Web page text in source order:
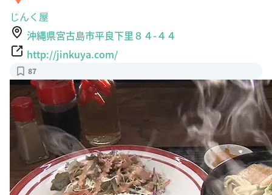
じんく屋
沖縄県宮古島市平良下里８４-４４
http://jinkuya.com/
87